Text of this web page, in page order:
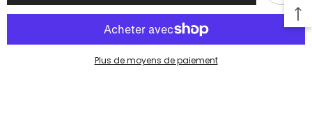
de
Coton
de
Coton
Plus de moyens de paiement